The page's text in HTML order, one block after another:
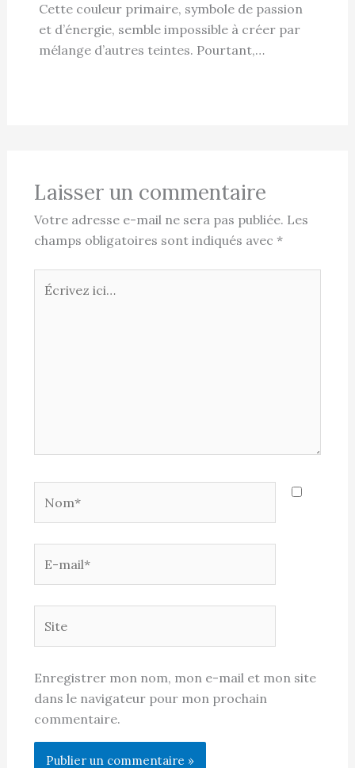
Cette couleur primaire, symbole de passion
et d’énergie, semble impossible à créer par
mélange d’autres teintes. Pourtant,…
Laisser un commentaire
Votre adresse e-mail ne sera pas publiée. Les
champs obligatoires sont indiqués avec *
Écrivez
ici…
mail*
Enregistrer mon nom, mon e-mail et mon site
dans le navigateur pour mon prochain
commentaire.